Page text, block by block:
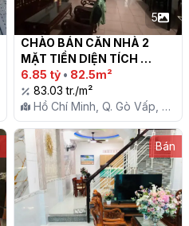
5
CHÀO BÁN CĂN NHÀ 2
MẶT TIỀN DIỆN TÍCH
KHỦNG HẺM TRƯỚC NHÀ 5
M THÔNG  HẺM SAU
CHUẨN 4.5M
6.85 tỷ • 82.5m²
83.03 tr./m²
Hồ Chí Minh, Q. Gò Vấp, P.
12
Bán